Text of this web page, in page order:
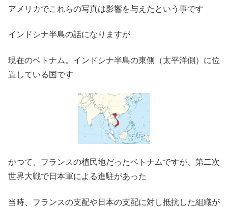
アメリカでこれらの写真は影響を与えたという事です
インドシナ半島の話になりますが
現在のベトナム。インドシナ半島の東側（太平洋側）に位
置している国です
かつて、フランスの植民地だったベトナムですが、第二次
世界大戦で日本軍による進駐があった
当時、フランスの支配や日本の支配に対し抵抗した組織が